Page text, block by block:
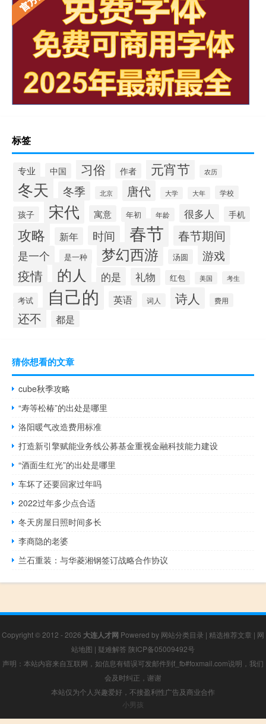
标签
专业 中国 习俗 作者 元宵节 农历
冬天 冬季 北京 唐代 大学 大年 学校
孩子 宋代 寓意 年初 年龄 很多人 手机
攻略 新年 时间 春节 春节期间
是一个 是一种 梦幻西游 汤圆 游戏
疫情 的人 的是 礼物 红包 美国 考生
考试 自己的 英语 词人 诗人 费用
还不 都是
猜你想看的文章
cube秋季攻略
“寿等松椿”的出处是哪里
洛阳暖气改造费用标准
打造新引擎赋能业务线公募基金重视金融科技能力建设
“酒面生红光”的出处是哪里
车坏了还要回家过年吗
2022过年多少点合适
冬天房屋日照时间多长
李商隐的老婆
兰石重装：与华菱湘钢签订战略合作协议
Copyright © 2012 - 2026 大连人才网 Powered by 网站分类目录 | 精选推荐文章 | 网
站地图 | 疑难解答 陕ICP备05009492号
声明：本站内容来自互联网，如信息有错误可发邮件到f_fb#foxmail.com说明，我们
会及时纠正，谢谢
本站仅为个人兴趣爱好，不接盈利性广告及商业合作
小男孩